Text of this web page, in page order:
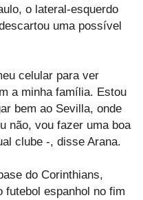
o lateral-esquerdo
uma possível
celular para ver
a minha família. Estou
bem ao Sevilla, onde
não, vou fazer uma boa
clube -, disse Arana.
do Corinthians,
futebol espanhol no fim